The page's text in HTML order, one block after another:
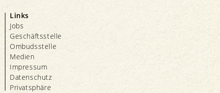
Links
Jobs
Geschäftsstelle
Ombudsstelle
Medien
Impressum
Datenschutz
Privatsphäre